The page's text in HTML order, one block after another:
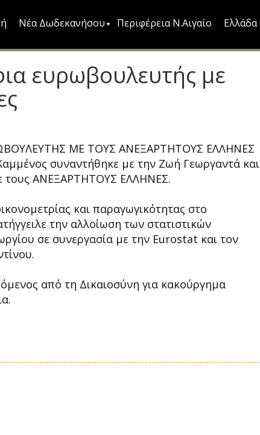
Νέα Δωδεκανήσου Περιφέρεια Ν.Αιγαίο Ελλάδα
ευρωβουλευτής με
ΜΕ ΤΟΥΣ ΑΝΕΞΑΡΤΗΤΟΥΣ ΕΛΛΗΝΕΣ
συναντήθηκε με την Ζωή Γεωργαντά και
τους ΑΝΕΞΑΡΤΗΤΟΥΣ ΕΛΛΗΝΕΣ.
και παραγωγικότητας στο
την αλλοίωση των στατιστικών
σε συνεργασία με την Eurostat και τον
από τη Δικαιοσύνη για κακούργημα